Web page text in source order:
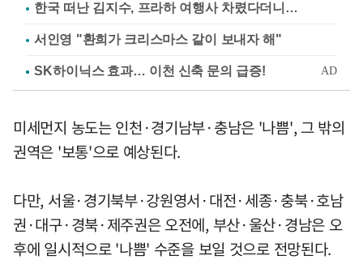
한국 떠난 김지수, 프라하 여행사 차렸다더니…
서인영 "환희가 크리스마스 같이 보내자 해"
미세먼지 농도는 인천·경기남부·충남은 '나쁨', 그 밖의
권역은 '보통'으로 예상된다.
다만, 서울·경기북부·강원영서·대전·세종·충북·호남
권·대구·경북·제주권은 오전에, 부산·울산·경남은 오
후에 일시적으로 '나쁨' 수준을 보일 것으로 전망된다.